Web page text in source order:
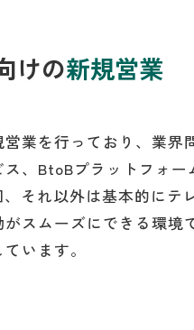
けの新規営業
業を行っており、業界
、BtoBプラットフォ
それ以外は基本的にテ
スムーズにできる環境
います。